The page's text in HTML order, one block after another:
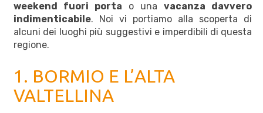
weekend fuori porta o unavacanza davvero
indimenticabile. Noi vi portiamo alla scoperta di
alcuni dei luoghi più suggestivi e imperdibili di questa
regione.
1. BORMIO E L’ALTA
VALTELLINA